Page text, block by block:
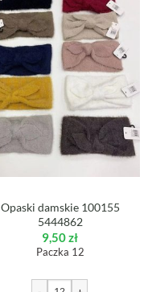
Opaski damskie 100155
5444862
9,50zł
Paczka 12